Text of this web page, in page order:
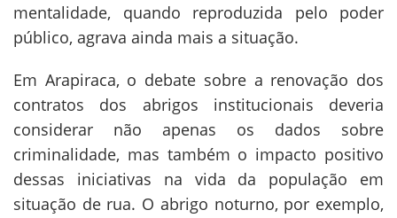
mentalidade, quando reproduzida pelo poder
público, agrava ainda mais a situação.
Em Arapiraca, o debate sobre a renovação dos
contratos dos abrigos institucionais deveria
considerar não apenas os dados sobre
criminalidade, mas também o impacto positivo
dessas iniciativas na vida da população em
situação de rua. O abrigo noturno, por exemplo,